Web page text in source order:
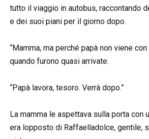
tutto il viaggio in autobus, raccontando
e dei suoi piani per il giorno dopo.
“Mamma, ma perché papà non viene
quando furono quasi arrivate.
“Papà lavora, tesoro. Verrà dopo.”
La mamma le aspettava sulla porta con
era lopposto di Raffaelladolce, gentile,